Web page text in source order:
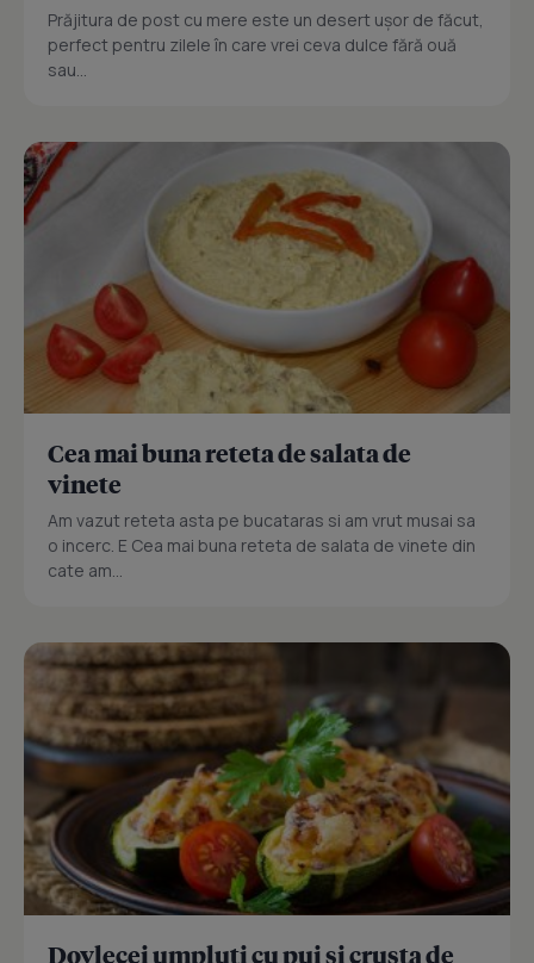
Prăjitura de post cu mere este un desert ușor de făcut,
perfect pentru zilele în care vrei ceva dulce fără ouă
sau...
Cea mai buna reteta de salata de
vinete
Am vazut reteta asta pe bucataras si am vrut musai sa
o incerc. E Cea mai buna reteta de salata de vinete din
cate am...
Dovlecei umpluti cu pui si crusta de